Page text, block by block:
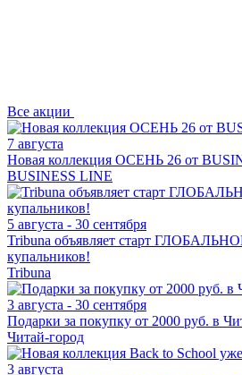
Все акции
7 августа
Новая коллекция ОСЕНЬ 26 от
BUSINESS LINE
5 августа - 30 сентября
Tribuna объявляет старт
купальников!
Tribuna
3 августа - 30 сентября
Подарки за покупку от 2000 руб. в
Читай-город
3 августа